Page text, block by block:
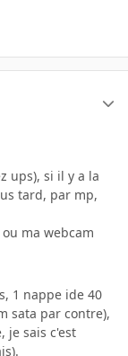
ups), si il y a la
tard, par mp,
ma webcam
1 nappe ide 40
sata par contre),
je sais c'est